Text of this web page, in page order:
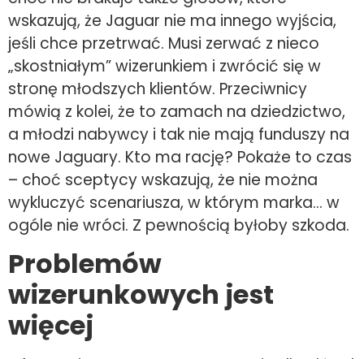
wskazują, że Jaguar nie ma innego wyjścia,
jeśli chce przetrwać. Musi zerwać z nieco
„skostniałym” wizerunkiem i zwrócić się w
stronę młodszych klientów. Przeciwnicy
mówią z kolei, że to zamach na dziedzictwo,
a młodzi nabywcy i tak nie mają funduszy na
nowe Jaguary. Kto ma rację? Pokaże to czas
– choć sceptycy wskazują, że nie można
wykluczyć scenariusza, w którym marka… w
ogóle nie wróci. Z pewnością byłoby szkoda.
Problemów
wizerunkowych jest
więcej